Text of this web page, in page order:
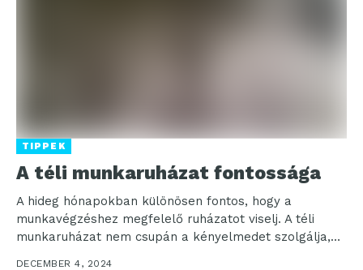
TIPPEK
A téli munkaruházat fontossága
A hideg hónapokban különösen fontos, hogy a
munkavégzéshez megfelelő ruházatot viselj. A téli
munkaruházat nem csupán a kényelmedet szolgálja,
DECEMBER 4, 2024